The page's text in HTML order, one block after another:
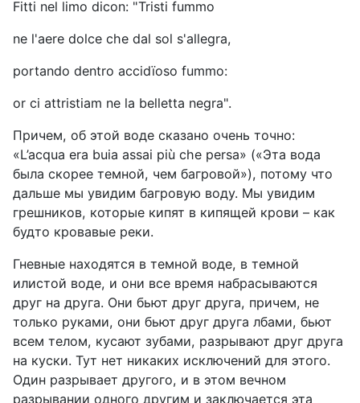
Fitti nel limo dicon: "Tristi fummo
ne l'aere dolce che dal sol s'allegra,
portando dentro accidïoso fummo:
or ci attristiam ne la belletta negra".
Причем, об этой воде сказано очень точно:
«L’acqua era buia assai più che persa» («Эта вода
была скорее темной, чем багровой»), потому что
дальше мы увидим багровую воду. Мы увидим
грешников, которые кипят в кипящей крови – как
будто кровавые реки.
Гневные находятся в темной воде, в темной
илистой воде, и они все время набрасываются
друг на друга. Они бьют друг друга, причем, не
только руками, они бьют друг друга лбами, бьют
всем телом, кусают зубами, разрывают друг друга
на куски. Тут нет никаких исключений для этого.
Один разрывает другого, и в этом вечном
разрывании одного другим и заключается эта